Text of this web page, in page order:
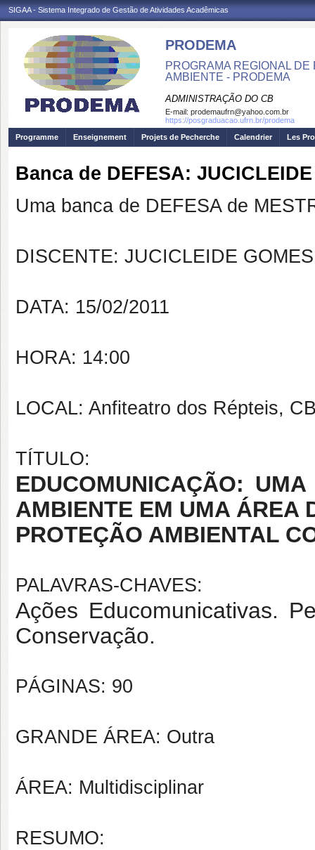
SIGAA - Sistema Integrado de Gestão de Atividades Acadêmicas
PRODEMA
PROGRAMA REGIONAL
AMBIENTE - PRODEMA
ADMINISTRAÇÃO DO CB
E-mail: prodemaufrn@yahoo.com.br
https://posgraduacao.ufrn.br/prodema
Programme
Enseignement Projets de Pecherche Calendrier Les
Banca de DEFESA:
Uma banca de DEFESA de
DISCENTE: JUCICLEIDE
DATA: 15/02/2011
HORA: 14:00
LOCAL: Anfiteatro dos Répteis,
TÍTULO:
EDUCOMUNICAÇÃO:
AMBIENTE EM UMA ÁREA
PROTEÇÃO AMBIENTAL
PALAVRAS-CHAVES:
Ações Educomunicativas.
Conservação.
PÁGINAS: 90
GRANDE ÁREA: Outra
ÁREA: Multidisciplinar
RESUMO: